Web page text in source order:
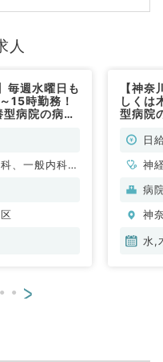
人
毎週水曜日も
15時勤務！
病院の病棟
常勤）
、一般内科、
内科、消化器
病科
【神
しく
型病院
非常勤
日
神
循
科
病
神
水,
>